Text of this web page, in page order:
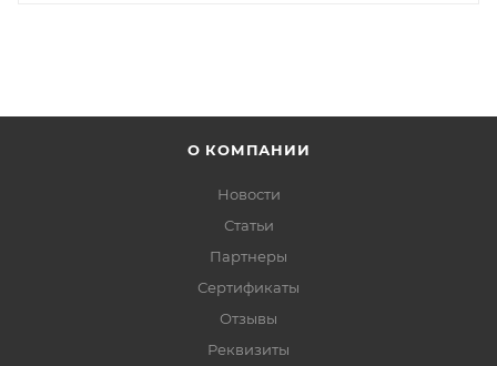
О КОМПАНИИ
Новости
Статьи
Партнеры
Сертификаты
Отзывы
Реквизиты